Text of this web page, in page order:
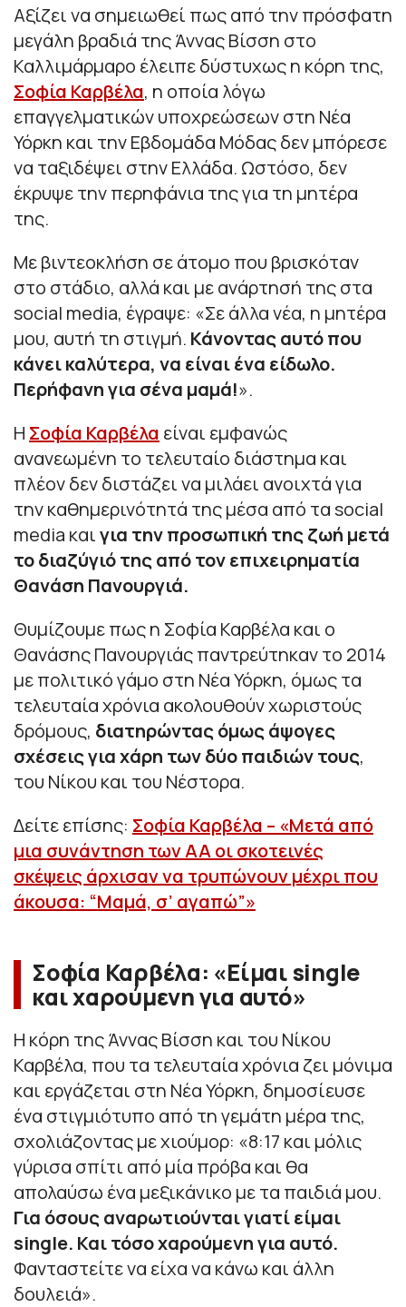
Αξίζει να σημειωθεί πως από την πρόσφατη
μεγάλη βραδιά της Άννας Βίσση στο
Καλλιμάρμαρο έλειπε δύστυχως η κόρη της,
Σοφία Καρβέλα, η οποία λόγω
επαγγελματικών υποχρεώσεων στη Νέα
Υόρκη και την Εβδομάδα Μόδας δεν μπόρεσε
να ταξιδέψει στην Ελλάδα. Ωστόσο, δεν
έκρυψε την περηφάνια της για τη μητέρα
της.
Με βιντεοκλήση σε άτομο που βρισκόταν
στο στάδιο, αλλά και με ανάρτησή της στα
social media, έγραψε: «Σε άλλα νέα, η μητέρα
μου, αυτή τη στιγμή. Κάνοντας αυτό που
κάνει καλύτερα, να είναι ένα είδωλο.
Περήφανη για σένα μαμά!».
Η Σοφία Καρβέλα είναι εμφανώς
ανανεωμένη το τελευταίο διάστημα και
πλέον δεν διστάζει να μιλάει ανοιχτά για
την καθημερινότητά της μέσα από τα social
media καιγια την προσωπική της ζωή μετά
το διαζύγιό της από τον επιχειρηματία
Θανάση Πανουργιά.
Θυμίζουμε πως η Σοφία Καρβέλα και ο
Θανάσης Πανουργιάς παντρεύτηκαν το 2014
με πολιτικό γάμο στη Νέα Υόρκη, όμως τα
τελευταία χρόνια ακολουθούν χωριστούς
δρόμους, διατηρώντας όμως άψογες
σχέσεις για χάρη των δύο παιδιών τους,
του Νίκου και του Νέστορα.
Δείτε επίσης: Σοφία Καρβέλα – «Μετά από
μια συνάντηση των ΑΑ οι σκοτεινές
σκέψεις άρχισαν να τρυπώνουν μέχρι που
άκουσα: “Μαμά, σ’ αγαπώ”»
Σοφία Καρβέλα: «Είμαι single
και χαρούμενη για αυτό»
Η κόρη της Άννας Βίσση και του Νίκου
Καρβέλα, που τα τελευταία χρόνια ζει μόνιμα
και εργάζεται στη Νέα Υόρκη, δημοσίευσε
ένα στιγμιότυπο από τη γεμάτη μέρα της,
σχολιάζοντας με χιούμορ: «8:17 και μόλις
γύρισα σπίτι από μία πρόβα και θα
απολαύσω ένα μεξικάνικο με τα παιδιά μου.
Για όσους αναρωτιούνται γιατί είμαι
single. Και τόσο χαρούμενη για αυτό.
Φανταστείτε να είχα να κάνω και άλλη
δουλειά».